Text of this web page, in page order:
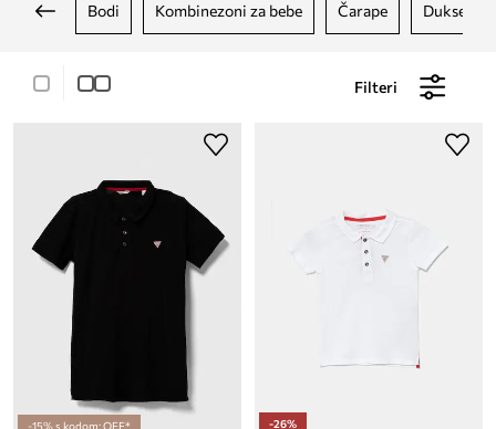
bodi kombinezoni za bebe čarape dukserice
Filteri
-15% s kodom: OFF*
-26%